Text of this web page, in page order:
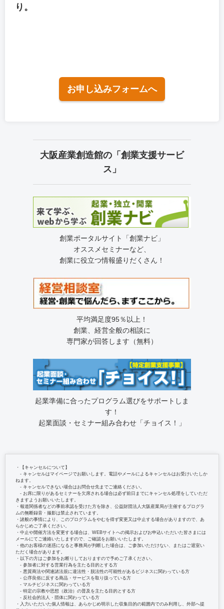
り。
お申し込みフォームへ
大阪産業創造館の「創業支援サービ
ス」
創業ポータルサイト「創業ナビ」
オススメセミナーなど、
創業に役立つ情報盛りだくさん！
平均満足度95％以上！
創業、経営全般の相談に
専門家が回答します（無料）
起業準備に合ったプログラム選びをサポートしま
す！
起業面談・セミナー組み合わせ「チョイス！」
・【キャンセルについて】
‐ キャンセルはマイページでお願いします。電話やメールによるキャンセルはお受けいたしか
ねます。
‐ キャンセルできない場合はお問合せ先までご連絡ください。
‐ お席に限りがあるセミナーを欠席される場合は必ず前日までにキャンセル処理をしていただ
きますようお願いいたします。
・報道関係者などの事前承認を受けた方を除き、公益財団法人大阪産業局が主催するプログラ
ムの無断録音・撮影は禁止されています。
・諸般の事情により、このプログラムをやむを得ず変更又は中止する場合がありますので、あ
らかじめご了承ください。
・中止や開催方法を変更する場合は、WEBサイトへの掲示およびお申込いただいた皆さまには
メールにてご連絡いたしますので、ご確認をお願いいたします。
・他のお客様の迷惑になると事務局が判断した場合は、ご参加いただけない、またはご退室い
ただく場合があります。
・以下の方はご参加をお断りしておりますので予めご了承ください。
‐ 参加者に対する営業行為を主たる目的とする方
‐ 悪質商法や関連諸法規に違法性・脱法性の可能性があるビジネスに関わっている方
‐ 公序良俗に反する商品・サービスを取り扱っている方
‐ マルチビジネスに関わっている方
‐ 特定の宗教や思想（政治）の普及を主たる目的とする方
‐ 反社会的法人・団体に関わっている方
・入力いただいた個人情報は、あらかじめ明示した収集目的の範囲内でのみ利用し、外部へ提